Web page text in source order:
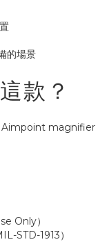
的場景
款？
magnifier
Only）
STD-1913）